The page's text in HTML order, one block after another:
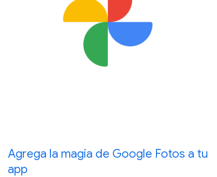
Agrega la magia de Google Fotos a tu
app